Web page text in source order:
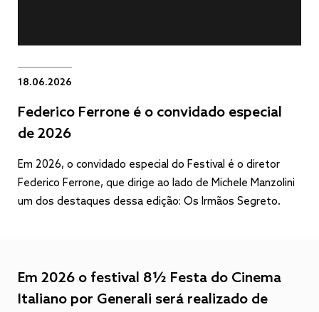
18.06.2026
Federico Ferrone é o convidado especial
de 2026
Em 2026, o convidado especial do Festival é o diretor
Federico Ferrone, que dirige ao lado de Michele Manzolini
um dos destaques dessa edição: Os Irmãos Segreto.
Em 2026 o festival 8½ Festa do Cinema
Italiano por Generali será realizado de